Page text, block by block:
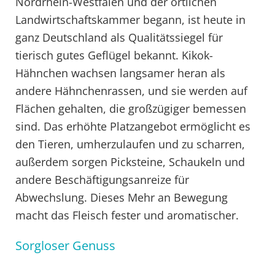
Landwirtschaftskammer begann, ist heute in
ganz Deutschland als Qualitätssiegel für
tierisch gutes Geflügel bekannt. Kikok-
Hähnchen wachsen langsamer heran als
andere Hähnchenrassen, und sie werden auf
Flächen gehalten, die großzügiger bemessen
sind. Das erhöhte Platzangebot ermöglicht es
den Tieren, umherzulaufen und zu scharren,
außerdem sorgen Picksteine, Schaukeln und
andere Beschäftigungsanreize für
Abwechslung. Dieses Mehr an Bewegung
macht das Fleisch fester und aromatischer.
Sorgloser Genuss